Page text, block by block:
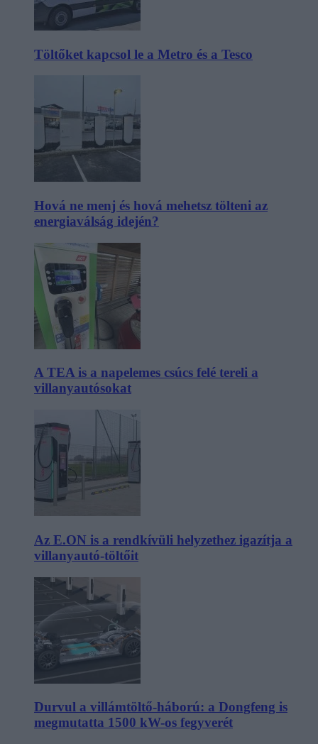
Töltőket kapcsol le a Metro és a Tesco
Hová ne menj és hová mehetsz tölteni az
energiaválság idején?
A TEA is a napelemes csúcs felé tereli a
villanyautósokat
Az E.ON is a rendkívüli helyzethez igazítja a
villanyautó-töltőit
Durvul a villámtöltő-háború: a Dongfeng is
megmutatta 1500 kW-os fegyverét